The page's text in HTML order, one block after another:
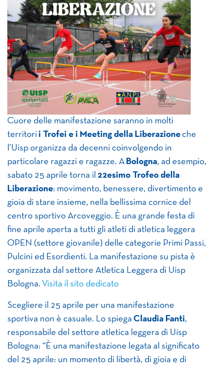
Cuore delle manifestazione saranno in molti
territori i Trofei e i Meeting della Liberazione che
l’Uisp organizza da decenni coinvolgendo in
particolare ragazzi e ragazze. A Bologna, ad esempio,
sabato 25 aprile torna il 22esimo Trofeo della
Liberazione: movimento, benessere, divertimento e
gioia di stare insieme, nella bellissima cornice del
centro sportivo Arcoveggio. È una grande festa di
fine aprile aperta a tutti gli atleti di atletica leggera
OPEN (settore giovanile) delle categorie Primi Passi,
Pulcini ed Esordienti. La manifestazione su pista è
organizzata dal settore Atletica Leggera di Uisp
Bologna. Visita il sito dedicato
Scegliere il 25 aprile per una manifestazione
sportiva non è casuale. Lo spiega Claudia Fanti,
responsabile del settore atletica leggera di Uisp
Bologna: “È una manifestazione legata al significato
del 25 aprile: un momento di libertà, di gioia e di